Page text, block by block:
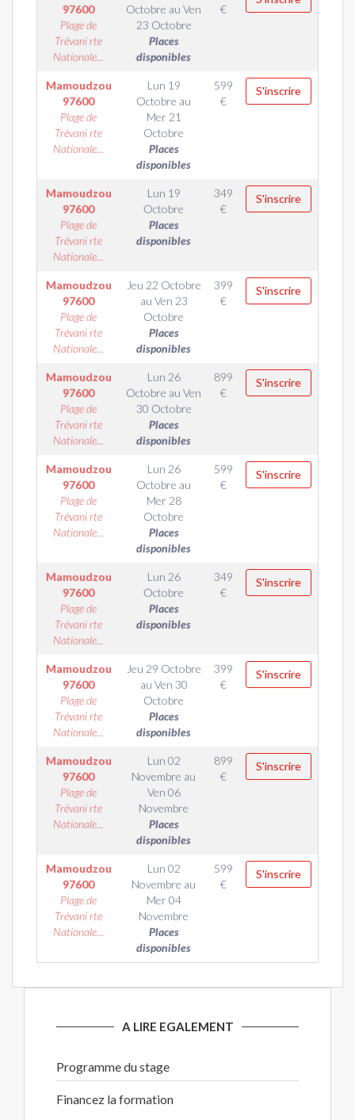
97600
Plage de
Trévani rte
Nationale...
Octobre au Ven
23 Octobre
Places
disponibles
€
Mamoudzou
97600
Plage de
Trévani rte
Nationale...
Lun 19
Octobre au
Mer 21
Octobre
Places
disponibles
599
€
S'inscrire
Mamoudzou
97600
Plage de
Trévani rte
Nationale...
Lun 19
Octobre
Places
disponibles
349
€
S'inscrire
Mamoudzou
97600
Plage de
Trévani rte
Nationale...
Jeu 22 Octobre
au Ven 23
Octobre
Places
disponibles
399
€
S'inscrire
Mamoudzou
97600
Plage de
Trévani rte
Nationale...
Lun 26
Octobre au Ven
30 Octobre
Places
disponibles
899
€
S'inscrire
Mamoudzou
97600
Plage de
Trévani rte
Nationale...
Lun 26
Octobre au
Mer 28
Octobre
Places
disponibles
599
€
S'inscrire
Mamoudzou
97600
Plage de
Trévani rte
Nationale...
Lun 26
Octobre
Places
disponibles
349
€
S'inscrire
Mamoudzou
97600
Plage de
Trévani rte
Nationale...
Jeu 29 Octobre
au Ven 30
Octobre
Places
disponibles
399
€
S'inscrire
Mamoudzou
97600
Plage de
Trévani rte
Nationale...
Lun 02
Novembre au
Ven 06
Novembre
Places
disponibles
899
€
S'inscrire
Mamoudzou
97600
Plage de
Trévani rte
Nationale...
Lun 02
Novembre au
Mer 04
Novembre
Places
disponibles
599
€
S'inscrire
A LIRE EGALEMENT
Programme du stage
Financez la formation